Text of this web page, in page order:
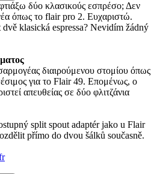
δύο κλασικούς εσπρέσο; Δεν
όπως το flair pro 2. Ευχαριστώ.
klasická espressa? Nevidím žádný
διαιρούμενου στομίου όπως
για το Flair 49. Επομένως, ο
απευθείας σε δύο φλιτζάνια
split spout adaptér jako u Flair
přímo do dvou šálků současně.